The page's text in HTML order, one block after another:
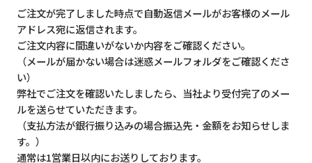
ご注文が完了しました時点で自動返信メールがお客様のメール
アドレス宛に返信されます。
ご注文内容に間違いがないか内容をご確認ください。
（メールが届かない場合は迷惑メールフォルダをご確認くださ
い）
弊社でご注文を確認いたしましたら、当社より受付完了のメー
ルを送らせていただきます。
（支払方法が銀行振り込みの場合振込先・金額をお知らせしま
す。）
通常は1営業日以内にお送りしております。